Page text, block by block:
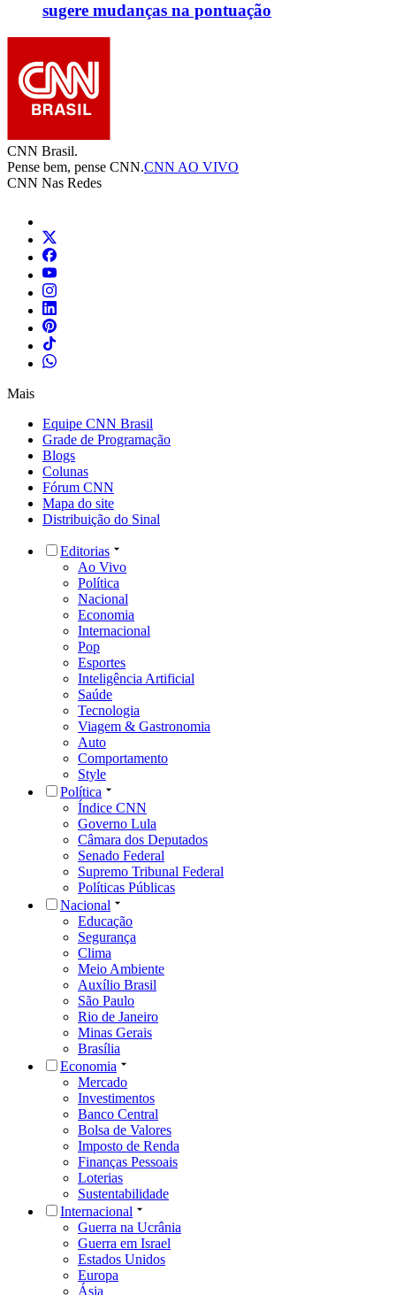
sugere mudanças na pontuação
CNN Brasil.
Pense bem, pense CNN.CNN AO VIVO
CNN Nas Redes
Mais
Equipe CNN Brasil
Grade de Programação
Blogs
Colunas
Fórum CNN
Mapa do site
Distribuição do Sinal
Editorias
Ao Vivo
Política
Nacional
Economia
Internacional
Pop
Esportes
Inteligência Artificial
Saúde
Tecnologia
Viagem & Gastronomia
Auto
Comportamento
Style
Política
Índice CNN
Governo Lula
Câmara dos Deputados
Senado Federal
Supremo Tribunal Federal
Políticas Públicas
Nacional
Educação
Segurança
Clima
Meio Ambiente
Auxílio Brasil
São Paulo
Rio de Janeiro
Minas Gerais
Brasília
Economia
Mercado
Investimentos
Banco Central
Bolsa de Valores
Imposto de Renda
Finanças Pessoais
Loterias
Sustentabilidade
Internacional
Guerra na Ucrânia
Guerra em Israel
Estados Unidos
Europa
Ásia